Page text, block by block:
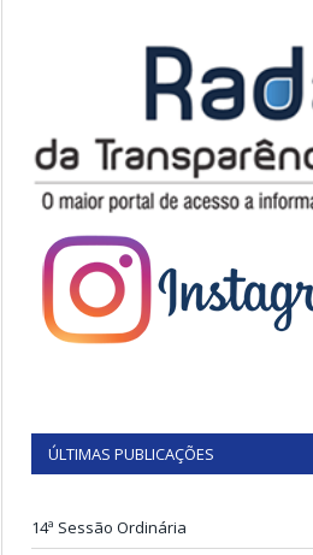
ÚLTIMAS PUBLICAÇÕES
14ª Sessão Ordinária